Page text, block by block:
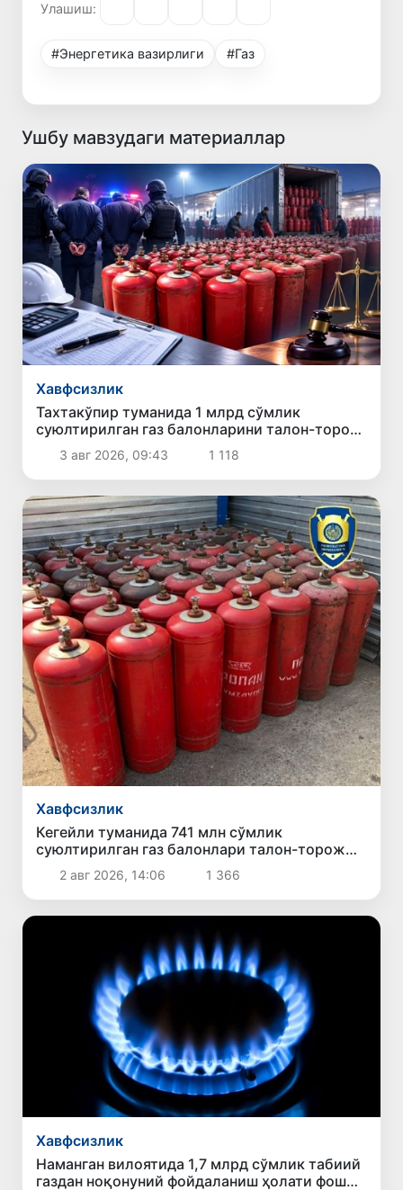
Улашиш:
#Энергетика вазирлиги #Газ
Ушбу мавзудаги материаллар
Хавфсизлик
Тахтакўпир туманида 1 млрд сўмлик
суюлтирилган газ балонларини талон-торож
қилиш ҳолати фош этилди
3 авг 2026, 09:43 1 118
Хавфсизлик
Кегейли туманида 741 млн сўмлик
суюлтирилган газ балонлари талон-торож
қилиш ҳолати фош этилди
2 авг 2026, 14:06 1 366
Хавфсизлик
Наманган вилоятида 1,7 млрд сўмлик табиий
газдан ноқонуний фойдаланиш ҳолати фош